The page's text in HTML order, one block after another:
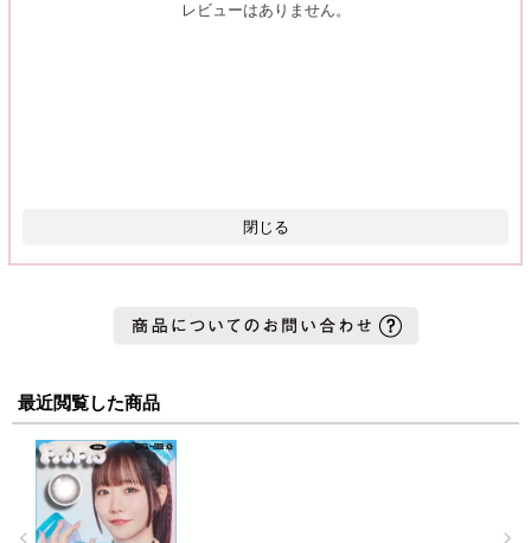
レビューはありません。
閉じる
最近閲覧した商品